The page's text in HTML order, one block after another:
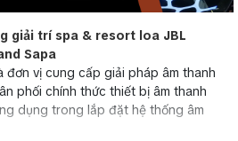
giải trí spa & resort loa JBL
Sapa
đơn vị cung cấp giải pháp âm thanh
phối chính thức thiết bị âm thanh
dụng trong lắp đặt hệ thống âm